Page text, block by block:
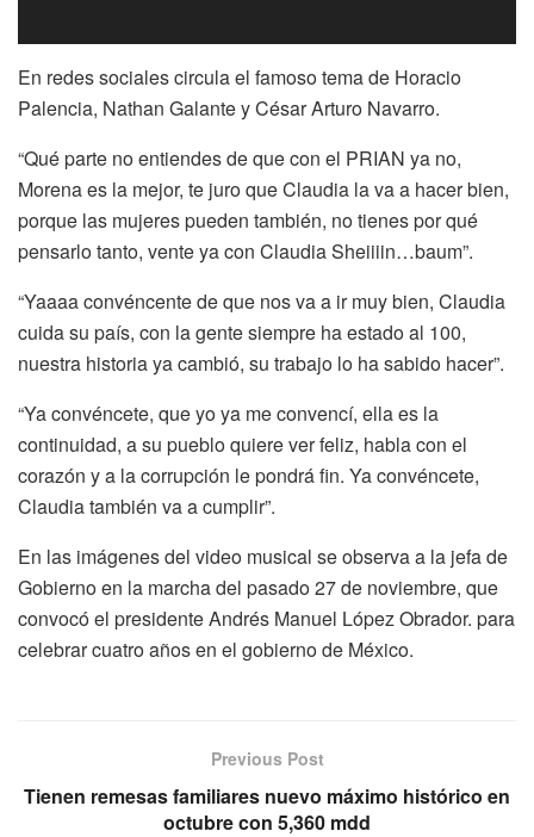
En redes sociales circula el famoso tema de Horacio
Palencia, Nathan Galante y César Arturo Navarro.
“Qué parte no entiendes de que con el PRIAN ya no,
Morena es la mejor, te juro que Claudia la va a hacer bien,
porque las mujeres pueden también, no tienes por qué
pensarlo tanto, vente ya con Claudia Sheiiiin…baum”.
“Yaaaa convéncente de que nos va a ir muy bien, Claudia
cuida su país, con la gente siempre ha estado al 100,
nuestra historia ya cambió, su trabajo lo ha sabido hacer”.
“Ya convéncete, que yo ya me convencí, ella es la
continuidad, a su pueblo quiere ver feliz, habla con el
corazón y a la corrupción le pondrá fin. Ya convéncete,
Claudia también va a cumplir”.
En las imágenes del video musical se observa a la jefa de
Gobierno en la marcha del pasado 27 de noviembre, que
convocó el presidente Andrés Manuel López Obrador. para
celebrar cuatro años en el gobierno de México.
Previous Post
Tienen remesas familiares nuevo máximo histórico en
octubre con 5,360 mdd